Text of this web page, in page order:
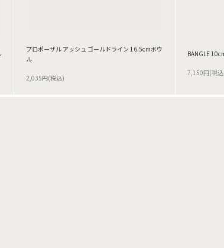
プロポーザル アッシュ ゴールドライン 16.5cmボウ
ル
2,035円(税込)
BANGLE
7,150円(税